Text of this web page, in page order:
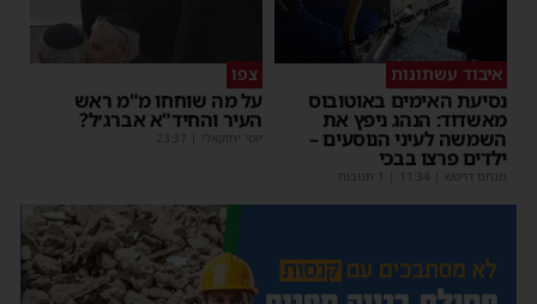
איבוד עשתונות
נסיעת האימים באוטובוס
מאשדוד: הנהג ניפץ את
השמשה לעיני הנוסעים –
ילדים פרצו בבכי
מנחם דויטש 11:34
צפו
על מה שוחחו מ"מ ראש
העיר והחיד"א אברג׳ל?
יוסי יחזקאלי 23:37